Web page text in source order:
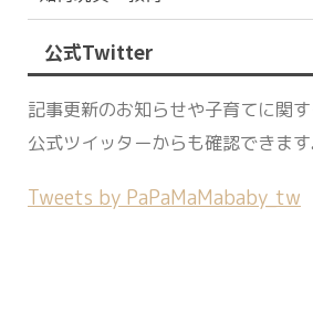
公式Twitter
記事更新のお知らせや子育てに関
公式ツイッターからも確認できま
Tweets by PaPaMaMababy_tw